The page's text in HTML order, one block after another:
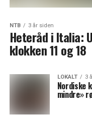
NTB 3 år siden
Heteråd i Italia:
klokken 11 og 18
LOKALT 3
Nordiske
mindre»